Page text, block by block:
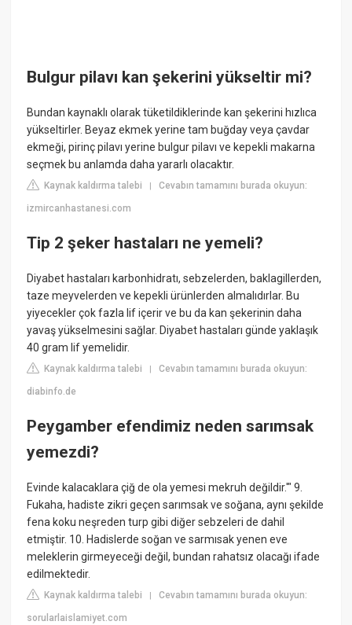
Bulgur pilavı kan şekerini yükseltir mi?
Bundan kaynaklı olarak tüketildiklerinde kan şekerini hızlıca
yükseltirler. Beyaz ekmek yerine tam buğday veya çavdar
ekmeği, pirinç pilavı yerine bulgur pilavı ve kepekli makarna
seçmek bu anlamda daha yararlı olacaktır.
Kaynak kaldırma talebi |Cevabın tamamını burada okuyun:
izmircanhastanesi.com
Tip 2 şeker hastaları ne yemeli?
Diyabet hastaları karbonhidratı, sebzelerden, baklagillerden,
taze meyvelerden ve kepekli ürünlerden almalıdırlar. Bu
yiyecekler çok fazla lif içerir ve bu da kan şekerinin daha
yavaş yükselmesini sağlar. Diyabet hastaları günde yaklaşık
40 gram lif yemelidir.
Kaynak kaldırma talebi |Cevabın tamamını burada okuyun:
diabinfo.de
Peygamber efendimiz neden sarımsak
yemezdi?
Evinde kalacaklara çiğ de ola yemesi mekruh değildir.'" 9.
Fukaha, hadiste zikri geçen sarımsak ve soğana, aynı şekilde
fena koku neşreden turp gibi diğer sebzeleri de dahil
etmiştir. 10. Hadislerde soğan ve sarmısak yenen eve
meleklerin girmeyeceği değil, bundan rahatsız olacağı ifade
edilmektedir.
Kaynak kaldırma talebi |Cevabın tamamını burada okuyun:
sorularlaislamiyet.com